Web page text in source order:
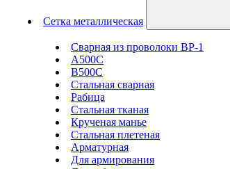
Сетка металлическая
Сварная из проволоки ВР-1
А500С
В500С
Стальная сварная
Рабица
Стальная тканая
Крученая манье
Стальная плетеная
Арматурная
Для армирования